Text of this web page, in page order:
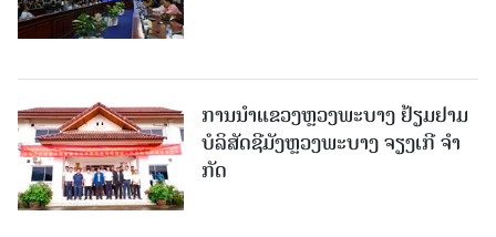
ການນຳແຂວງຫຼວງພະບາງ ຢ້ຽມ​ຢາມ
ບໍ​ລິ​ສັດຊີມັງຫຼວງພະບາງ ຈຽງເກີ ຈໍາ
ກັດ